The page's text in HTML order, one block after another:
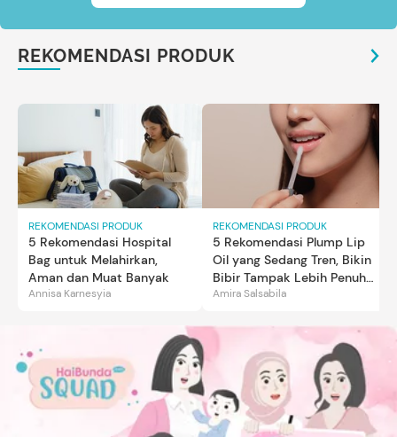
REKOMENDASI PRODUK
REKOMENDASI PRODUK
5 Rekomendasi Hospital
Bag untuk Melahirkan,
Aman dan Muat Banyak
Annisa Karnesyia
REKOMENDASI PRODUK
5 Rekomendasi Plump Lip
Oil yang Sedang Tren, Bikin
Bibir Tampak Lebih Penuh
dan Berkilau
Amira Salsabila